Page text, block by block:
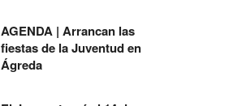
AGENDA | Arrancan las
fiestas de la Juventud en
Ágreda